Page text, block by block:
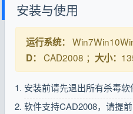
安装与使用
运行系统：
D： CAD2008 ； 大小：
安装前请先退出所有杀毒软
软件支持CAD2008，请提